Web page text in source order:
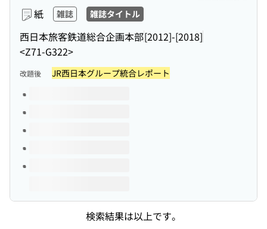
紙 雑誌 雑誌タイトル
西日本旅客鉄道総合企画本部[2012]-[2018]
<Z71-G322>
改題後 JR西日本グループ統合レポート
このタイトルの巻号
検索結果は以上です。